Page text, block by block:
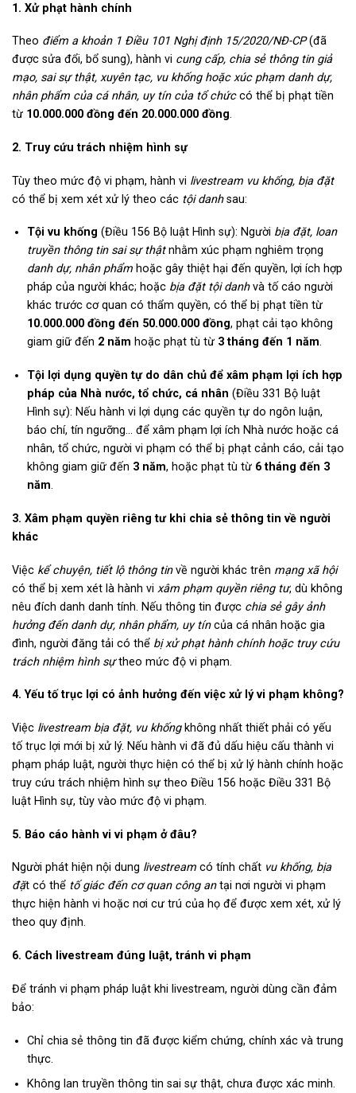
1. Xử phạt hành chính
Theo điểm a khoản 1 Điều 101 Nghị định 15/2020/NĐ-CP(đã
được sửa đổi, bổ sung), hành vi cung cấp, chia sẻ thông tin giả
mạo, sai sự thật, xuyên tạc, vu khống hoặc xúc phạm danh dự,
nhân phẩm của cá nhân, uy tín của tổ chứccó thể bị phạt tiền
từ 10.000.000 đồng đến 20.000.000 đồng.
2. Truy cứu trách nhiệm hình sự
Tùy theo mức độ vi phạm, hành vi livestream vu khống, bịa đặt
có thể bị xem xét xử lý theo các tội danhsau:
Tội vu khống (Điều 156 Bộ luật Hình sự): Người bịa đặt, loan
truyền thông tin sai sự thậtnhằm xúc phạm nghiêm trọng
danh dự, nhân phẩmhoặc gây thiệt hại đến quyền, lợi ích hợp
pháp của người khác; hoặc bịa đặt tội danhvà tố cáo người
khác trước cơ quan có thẩm quyền, có thể bị phạt tiền từ
10.000.000 đồng đến 50.000.000 đồng, phạt cải tạo không
giam giữ đến 2 năm hoặc phạt tù từ 3 tháng đến 1 năm.
Tội lợi dụng quyền tự do dân chủ để xâm phạm lợi ích hợp
pháp của Nhà nước, tổ chức, cá nhân (Điều 331 Bộ luật
Hình sự): Nếu hành vi lợi dụng các quyền tự do ngôn luận,
báo chí, tín ngưỡng… để xâm phạm lợi ích Nhà nước hoặc cá
nhân, tổ chức, người vi phạm có thể bị phạt cảnh cáo, cải tạo
không giam giữ đến 3 năm, hoặc phạt tù từ 6 tháng đến 3
năm.
3. Xâm phạm quyền riêng tư khi chia sẻ thông tin về người
khác
Việc kể chuyện, tiết lộ thông tinvề người khác trên mạng xã hội
có thể bị xem xét là hành vi xâm phạm quyền riêng tư, dù không
nêu đích danh danh tính. Nếu thông tin được chia sẻ gây ảnh
hưởng đến danh dự, nhân phẩm, uy tíncủa cá nhân hoặc gia
đình, người đăng tải có thể bị xử phạt hành chính hoặc truy cứu
trách nhiệm hình sựtheo mức độ vi phạm.
4. Yếu tố trục lợi có ảnh hưởng đến việc xử lý vi phạm không?
Việc livestream bịa đặt, vu khốngkhông nhất thiết phải có yếu
tố trục lợi mới bị xử lý. Nếu hành vi đã đủ dấu hiệu cấu thành vi
phạm pháp luật, người thực hiện có thể bị xử lý hành chính hoặc
truy cứu trách nhiệm hình sự theo Điều 156 hoặc Điều 331 Bộ
luật Hình sự, tùy vào mức độ vi phạm.
5. Báo cáo hành vi vi phạm ở đâu?
Người phát hiện nội dung livestream có tính chất vu khống, bịa
đặt có thể tố giác đến cơ quan công antại nơi người vi phạm
thực hiện hành vi hoặc nơi cư trú của họ để được xem xét, xử lý
theo quy định.
6. Cách livestream đúng luật, tránh vi phạm
Để tránh vi phạm pháp luật khi livestream, người dùng cần đảm
bảo:
Chỉ chia sẻ thông tin đã được kiểm chứng, chính xác và trung
thực.
Không lan truyền thông tin sai sự thật, chưa được xác minh.